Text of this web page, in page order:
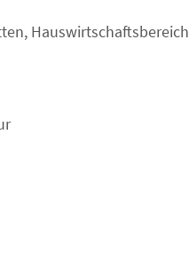
Hauswirtschaftsbereich